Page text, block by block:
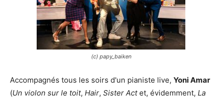
(c) papy_baiken
Accompagnés tous les soirs d'un pianiste live, Yoni Amar
(Un violon sur le toit, Hair, Sister Actet, évidemment, La